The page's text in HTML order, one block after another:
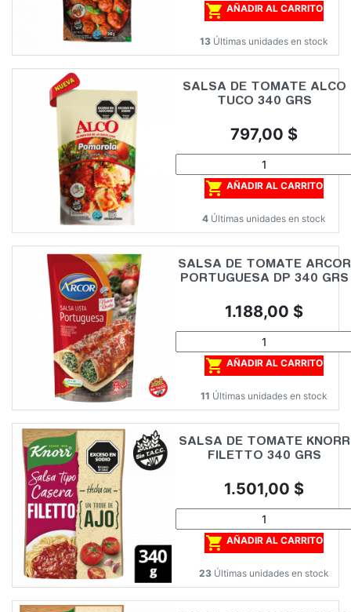
 AÑADIR AL CARRITO
13 Últimas unidades en stock
SALSA DE TOMATE ALCO
TUCO 340 GRS
Precio
797,00 $
 AÑADIR AL CARRITO
4 Últimas unidades en stock
SALSA DE TOMATE ARCOR
PORTUGUESA DP 340 GRS
Precio
1.188,00 $
 AÑADIR AL CARRITO
11 Últimas unidades en stock
SALSA DE TOMATE KNORR
FILETTO 340 GRS
Precio
1.501,00 $
 AÑADIR AL CARRITO
23 Últimas unidades en stock